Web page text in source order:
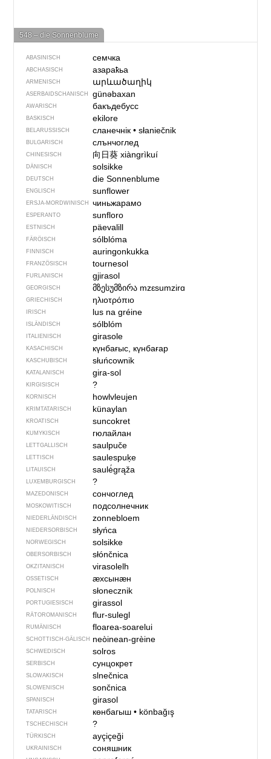
548 – die Sonnenblume
ABASINISCH семчка
ABCHASISCH азараҟьа
ARMENISCH արևածաղիկ
ASERBAIDSCHANISCH günəbaxan
AWARISCH бакъдебусс
BASKISCH ekilore
BELARUSSISCH сланечнік• słaniečnik
BULGARISCH слънчоглед
CHINESISCH 向日葵xiàngrìkuí
DÄNISCH solsikke
DEUTSCH die Sonnenblume
ENGLISCH sunflower
ERSJA-MORDWINISCH чиньжарамо
ESPERANTO sunfloro
ESTNISCH päevalill
FÄRÖISCH sólblóma
FINNISCH auringonkukka
FRANZÖSISCH tournesol
FURLANISCH gjirasol
GEORGISCH მზესუმზირა mzɛsumzirɑ
GRIECHISCH ηλιοτρόπιο
IRISCH lus na gréine
ISLÄNDISCH sólblóm
ITALIENISCH girasole
KASACHISCH күнбағыс, күнбағар
KASCHUBISCH słuńcownik
KATALANISCH gira-sol
KIRGISISCH ?
KORNISCH howlvleujen
KRIMTATARISCH künaylan
KROATISCH suncokret
KUMYKISCH гюлайлан
LETTGALLISCH saulpuče
LETTISCH saulespuķe
LITAUISCH saulė́grąža
LUXEMBURGISCH ?
MAZEDONISCH сончоглед
MOSKOWITISCH подсолнечник
NIEDERLÄNDISCH zonnebloem
NIEDERSORBISCH słyńca
NORWEGISCH solsikke
OBERSORBISCH słónčnica
OKZITANISCH virasolelh
OSSETISCH ӕхсынӕн
POLNISCH słonecznik
PORTUGIESISCH girassol
RÄTOROMANISCH flur-sulegl
RUMÄNISCH floarea-soarelui
SCHOTTISCH-GÄLISCH neòinean-grèine
SCHWEDISCH solros
SERBISCH сунцокрет
SLOWAKISCH slnečnica
SLOWENISCH sončnica
SPANISCH girasol
TATARISCH көнбагыш• könbağış
TSCHECHISCH ?
TÜRKISCH ayçiçeği
UKRAINISCH соняшник